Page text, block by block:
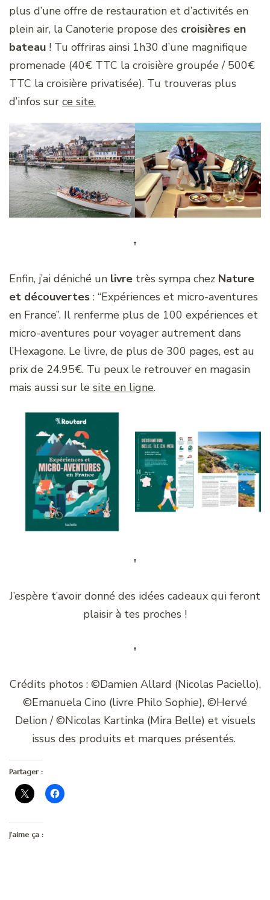
plus d’une offre de restauration et d’activités en
plein air, la Canoterie propose des croisières en
bateau ! Tu offriras ainsi 1h30 d’une magnifique
promenade (40€ TTC la croisière groupée / 500€
TTC la croisière privatisée). Tu trouveras plus
d’infos sur ce site.
Enfin, j’ai déniché un livre très sympa chez Nature
et découvertes : “Expériences et micro-aventures
en France”. Il renferme plus de 100 expériences et
micro-aventures pour voyager autrement dans
l’Hexagone. Le livre, de plus de 300 pages, est au
prix de 24.95€. Tu peux le retrouver en magasin
mais aussi sur le site en ligne.
J’espère t’avoir donné des idées cadeaux qui feront
plaisir à tes proches !
Crédits photos : ©Damien Allard (Nicolas Paciello),
©Emanuela Cino (livre Philo Sophie), ©Hervé
Delion / ©Nicolas Kartinka (Mira Belle) et visuels
issus des produits et marques présentés.
Partager :
J’aime ça :